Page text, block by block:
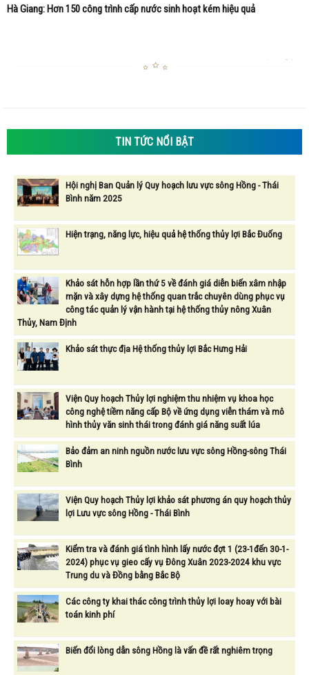
Hà Giang: Hơn 150 công trình cấp nước sinh hoạt kém hiệu quả
TIN TỨC NỔI BẬT
Hội nghị Ban Quản lý Quy hoạch lưu vực sông Hồng - Thái
Bình năm 2025
Hiện trạng, năng lực, hiệu quả hệ thống thủy lợi Bắc Đuống
Khảo sát hỗn hợp lần thứ 5 về đánh giá diễn biến xâm nhập
mặn và xây dựng hệ thống quan trắc chuyên dùng phục vụ
công tác quản lý vận hành tại hệ thống thủy nông Xuân
Thủy, Nam Định
Khảo sát thực địa Hệ thống thủy lợi Bắc Hưng Hải
Viện Quy hoạch Thủy lợi nghiệm thu nhiệm vụ khoa học
công nghệ tiềm năng cấp Bộ về ứng dụng viễn thám và mô
hình thủy văn sinh thái trong đánh giá năng suất lúa
Bảo đảm an ninh nguồn nước lưu vực sông Hồng-sông Thái
Bình
Viện Quy hoạch Thủy lợi khảo sát phương án quy hoạch thủy
lợi Lưu vực sông Hồng - Thái Bình
Kiểm tra và đánh giá tình hình lấy nước đợt 1 (23-1đến 30-1-
2024) phục vụ gieo cấy vụ Đông Xuân 2023-2024 khu vực
Trung du và Đồng bằng Bắc Bộ
Các công ty khai thác công trình thủy lợi loay hoay với bài
toán kinh phí
Biến đổi lòng dẫn sông Hồng là vấn đề rất nghiêm trọng